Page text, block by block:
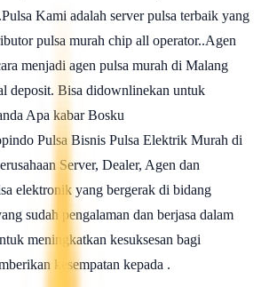
Kami adalah server pulsa terbaik yang
pulsa murah chip all operator..Agen
menjadi agen pulsa murah di Malang
deposit. Bisa didownlinekan untuk
Apa kabar Bosku
Pulsa Bisnis Pulsa Elektrik Murah di
Server, Dealer, Agen dan
elektronik yang bergerak di bidang
sudah pengalaman dan berjasa dalam
meningkatkan kesuksesan bagi
kesempatan kepada .